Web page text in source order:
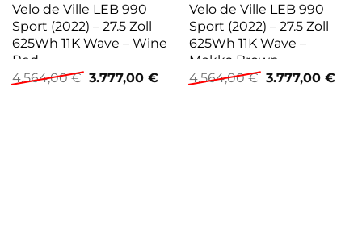
Velo de Ville LEB 990
Sport (2022) – 27.5 Zoll
625Wh 11K Wave – Wine
Red
4.564,00€ Ursprünglicher
3.777,00 €Aktueller
Preis
Velo de Ville LEB 990
Sport (2022) – 27.5 Zoll
625Wh 11K Wave –
Mokka Brown
4.564,00€ Ursprünglicher
3.777,00 €